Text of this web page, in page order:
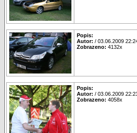
Popis:
Autor: / 03.06.2009
Zobrazeno: 4132x
Popis:
Autor: / 03.06.2009
Zobrazeno: 4058x